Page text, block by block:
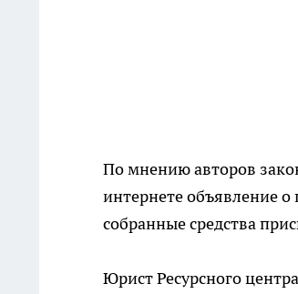
По мнению авторов
интернете объявление
собранные средства
Юрист Ресурсного